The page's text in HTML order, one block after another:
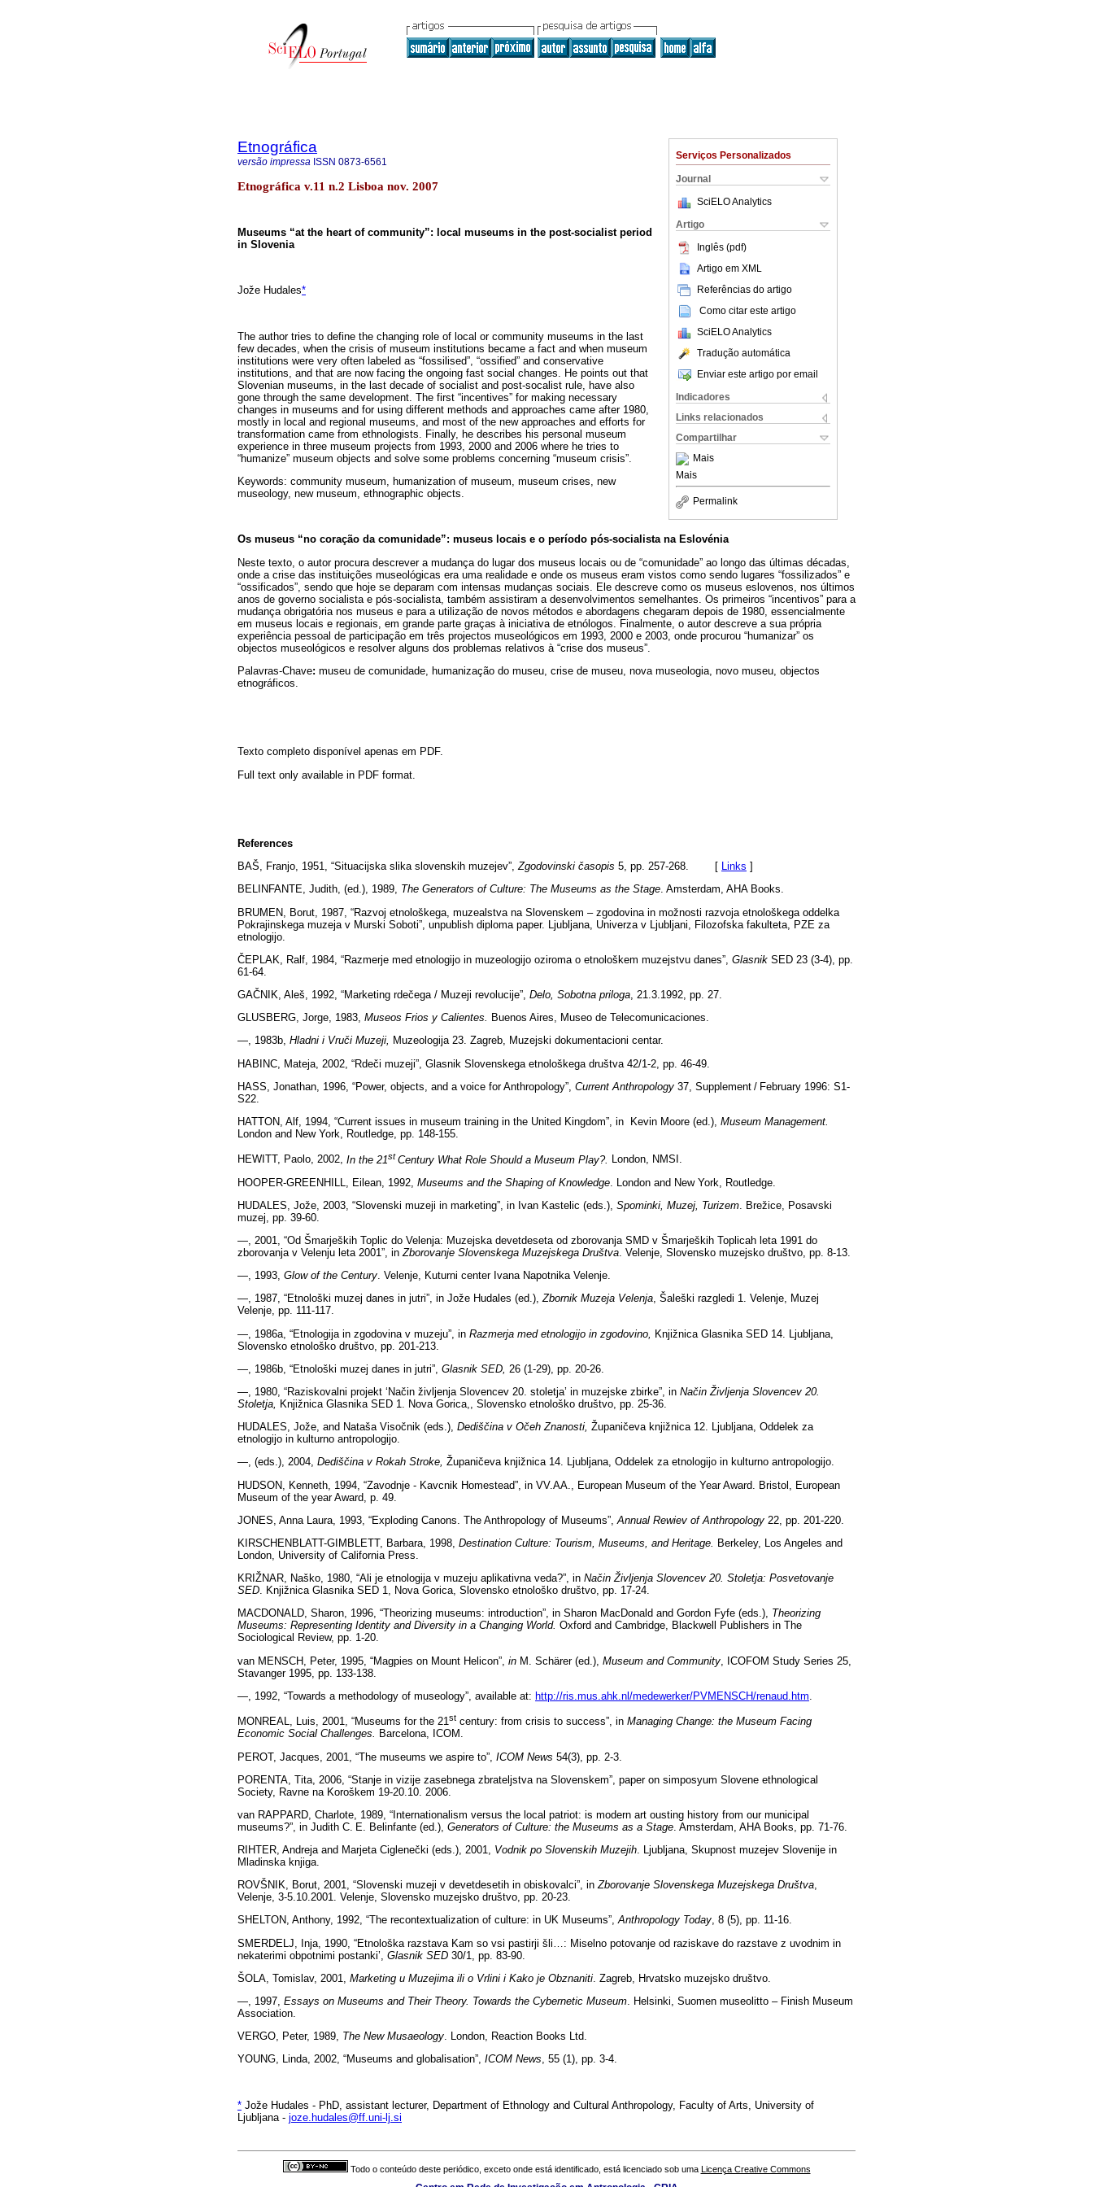
Serviços Personalizados
Journal
SciELO Analytics
Artigo
Inglês (pdf)
Artigo em XML
Referências do artigo
Como citar este artigo
SciELO Analytics
Tradução automática
Enviar este artigo por email
Indicadores
Links relacionados
Compartilhar
Mais
Mais
Permalink
Etnográfica
versão impressa ISSN 0873-6561
Etnográfica v.11 n.2 Lisboa nov. 2007
Museums “at the heart of community”: local museums in the post-socialist period
in Slovenia
Jože Hudales*
The author tries to define the changing role of local or community museums in the last
few decades, when the crisis of museum institutions became a fact and when museum
institutions were very often labeled as “fossilised”, “ossified” and conservative
institutions, and that are now facing the ongoing fast social changes. He points out that
Slovenian museums, in the last decade of socialist and post-socalist rule, have also
gone through the same development. The first “incentives” for making necessary
changes in museums and for using different methods and approaches came after 1980,
mostly in local and regional museums, and most of the new approaches and efforts for
transformation came from ethnologists. Finally, he describes his personal museum
experience in three museum projects from 1993, 2000 and 2006 where he tries to
“humanize” museum objects and solve some problems concerning “museum crisis”.
Keywords: community museum, humanization of museum, museum crises, new
museology, new museum, ethnographic objects.
Os museus “no coração da comunidade”: museus locais e o período pós-socialista na Eslovénia
Neste texto, o autor procura descrever a mudança do lugar dos museus locais ou de “comunidade” ao longo das últimas décadas,
onde a crise das instituições museológicas era uma realidade e onde os museus eram vistos como sendo lugares “fossilizados” e
“ossificados”, sendo que hoje se deparam com intensas mudanças sociais. Ele descreve como os museus eslovenos, nos últimos
anos de governo socialista e pós-socialista, também assistiram a desenvolvimentos semelhantes. Os primeiros “incentivos” para a
mudança obrigatória nos museus e para a utilização de novos métodos e abordagens chegaram depois de 1980, essencialmente
em museus locais e regionais, em grande parte graças à iniciativa de etnólogos. Finalmente, o autor descreve a sua própria
experiência pessoal de participação em três projectos museológicos em 1993, 2000 e 2003, onde procurou “humanizar” os
objectos museológicos e resolver alguns dos problemas relativos à “crise dos museus”.
Palavras-Chave: museu de comunidade, humanização do museu, crise de museu, nova museologia, novo museu, objectos
etnográficos.
Texto completo disponível apenas em PDF.
Full text only available in PDF format.
References
BAŠ, Franjo, 1951, “Situacijska slika slovenskih muzejev”,Zgodovinski časopis 5, pp. 257-268. [ Links ]
BELINFANTE, Judith, (ed.), 1989, The Generators of Culture: The Museums as the Stage. ­Amsterdam, AHA Books.
BRUMEN, Borut, 1987, “Razvoj etnološkega, muzealstva na Slovenskem – zgodovina in možnosti razvoja etnološkega oddelka
Pokrajinskega muzeja v Murski Soboti”, unpublish diploma paper. Ljubljana, Univerza v Ljubljani, Filozofska fakulteta, PZE za
etnologijo.
ČEPLAK, Ralf, 1984, “Razmerje med etnologijo in muzeologijo oziroma o etnološkem muzejstvu danes”, Glasnik SED 23 (3-4), pp.
61-64.
GAČNIK, Aleš, 1992, “Marketing rdečega / Muzeji revolucije”, Delo, Sobotna priloga, 21.3.1992, pp. 27.
GLUSBERG, Jorge, 1983, Museos Frios y Calientes. Buenos Aires, Museo de Telecomunicaciones.
—, 1983b, Hladni i Vruči Muzeji, Muzeologija 23. Zagreb, Muzejski dokumentacioni centar.
HABINC, Mateja, 2002, “Rdeči muzeji”, Glasnik Slovenskega etnološkega društva 42/1-2, pp. 46-49.
HASS, Jonathan, 1996, “Power, objects, and a voice for Anthropology”, Current Anthropology 37, Supplement / February 1996: S1-
S22.
HATTON, Alf, 1994, “Current issues in museum training in the United Kingdom”, in Kevin Moore (ed.), Museum Management.
London and New York, Routledge, pp. 148-155.
HEWITT, Paolo, 2002, In the 21stCentury What Role Should a Museum Play?. London, NMSI.
HOOPER-GREENHILL, Eilean, 1992, Museums and the Shaping of Knowledge London and New York, Routledge.
HUDALES, Jože, 2003, “Slovenski muzeji in marketing”, in Ivan Kastelic (eds.), Spominki, Muzej, Turizem
Brežice, Posavski
muzej, pp. 39-60.
—, 2001, “Od Šmarjeških Toplic do Velenja: Muzejska devetdeseta od zborovanja SMD v Šmarjeških Toplicah leta 1991 do
zborovanja v Velenju leta 2001”, inZborovanje Slovenskega Muzejskega Društva. Velenje, Slovensko muzejsko društvo, pp. 8-13.
—, 1993, Glow of the Century. Velenje, Kuturni center Ivana Napotnika Velenje.
—, 1987, “Etnološki muzej danes in jutri”, in Jože Hudales (ed.),Zbornik Muzeja Velenja, Šaleški razgledi 1. Velenje, Muzej
Velenje, pp. 111-117.
—, 1986a, “Etnologija in zgodovina v muzeju”, in Razmerja med etnologijo in zgodovino, Knjižnica Glasnika SED 14. Ljubljana,
Slovensko etnološko društvo, pp. 201-213.
—, 1986b, “Etnološki muzej danes in jutri”, Glasnik SED 26 (1-29), pp. 20-26.
—, 1980, “Raziskovalni projekt ‘Način življenja Slovencev 20. stoletja’ in muzejske zbirke”, in Način Življenja Slovencev 20.
Stoletja, Knjižnica Glasnika SED 1. Nova Gorica,, Slovensko etnološko društvo, pp. 25-36.
HUDALES, Jože, and Nataša Visočnik (eds.), Dediščina v Očeh Znanosti, Županičeva knjižnica 12. Ljubljana, Oddelek za
etnologijo in kulturno antropologijo.
—, (eds.), 2004, Dediščina v Rokah Stroke, Županičeva knjižnica 14. Ljubljana, Oddelek za etnologijo in kulturno antropologijo.
HUDSON, Kenneth, 1994, “Zavodnje - Kavcnik Homestead”, in VV.AA., European Museum of the Year Award. Bristol, European
Museum of the year Award, p. 49.
JONES, Anna Laura, 1993, “Exploding Canons. The Anthropology of Museums”, Annual Rewiev of Anthropology 22, pp. 201-220.
KIRSCHENBLATT-GIMBLETT, Barbara, 1998, Destination Culture: Tourism, Museums, and Heritage.
Berkeley, Los Angeles and
London, University of California Press.
KRIŽNAR, Naško, 1980, “Ali je etnologija v muzeju aplikativna veda?”, in Način Življenja Slovencev 20. Stoletja: Posvetovanje
SED. Knjižnica Glasnika SED 1, Nova Gorica, Slovensko etnološko društvo, pp. 17-24.
MACDONALD, Sharon, 1996, “Theorizing museums: introduction”, in Sharon MacDonald and Gordon Fyfe (eds.), Theorizing
Museums: Representing Identity and Diversity in a Changing World. Oxford and Cambridge, Blackwell Publishers in The
Sociological Review, pp. 1-20.
van MENSCH, Peter, 1995, “Magpies on Mount Helicon”, in M. Schärer (ed.), Museum and Community , ICOFOM Study Series 25,
Stavanger 1995, pp. 133-138.
—, 1992, “Towards a methodology of museology”, available at: http://ris.mus.ahk.nl/medewerker/PVMENSCH/renaud.htm
MONREAL, Luis, 2001, “Museums for the 21st century: from crisis to success”, in Managing Change: the Museum Facing
Economic Social Challenges. Barcelona, ICOM.
PEROT, Jacques, 2001, “The museums we aspire to”, ICOM News 54(3), pp. 2-3.
PORENTA, Tita, 2006, “Stanje in vizije zasebnega zbrateljstva na Slovenskem”, paper on simposyum Slovene ethnological
Society, Ravne na Koroškem 19-20.10. 2006.
van RAPPARD, Charlote, 1989, “Internationalism versus the local patriot: is modern art ousting history from our municipal
museums?”, in Judith C. E. Belinfante (ed.), Generators of Culture: the Museums as a Stage . Amsterdam, AHA Books, pp. 71-76.
RIHTER, Andreja and Marjeta Ciglenečki (eds.), 2001, Vodnik po Slovenskih Muzejih. Ljubljana, Skupnost muzejev Slovenije in
Mladinska knjiga.
ROVŠNIK, Borut, 2001, “Slovenski muzeji v devetdesetih in obiskovalci”, inZborovanje Slovenskega Muzejskega Društva,
Velenje, 3-5.10.2001. Velenje, Slovensko muzejsko društvo, pp. 20-23.
SHELTON, Anthony, 1992, “The recontextualization of culture: in UK Museums”,Anthropology Today, 8 (5), pp. 11-16.
SMERDELJ, Inja, 1990, “Etnološka razstava Kam so vsi pastirji šli…: Miselno potovanje od raziskave do razstave z uvodnim in
nekaterimi obpotnimi postanki’, Glasnik SED 30/1, pp. 83-90.
ŠOLA, Tomislav, 2001, Marketing u Muzejima ili o Vrlini i Kako je Obznaniti Zagreb, Hrvatsko muzejsko društvo.
—, 1997, Essays on Museums and Their Theory. Towards the Cybernetic Museum. Helsinki, Suomen museolitto – Finish Museum
Association.
VERGO, Peter, 1989, The New Musaeology. London, Reaction Books Ltd.
YOUNG, Linda, 2002, “Museums and globalisation”, ICOM News, 55 (1), pp. 3-4.
* Jože Hudales - PhD, assistant lecturer, Department of Ethnology and Cultural Anthropology, Faculty of Arts, University of
Ljubljana - joze.hudales@ff.uni-lj.si
Todo o conteúdo deste periódico, exceto onde está identificado, está licenciado sob uma Licença Creative Commons